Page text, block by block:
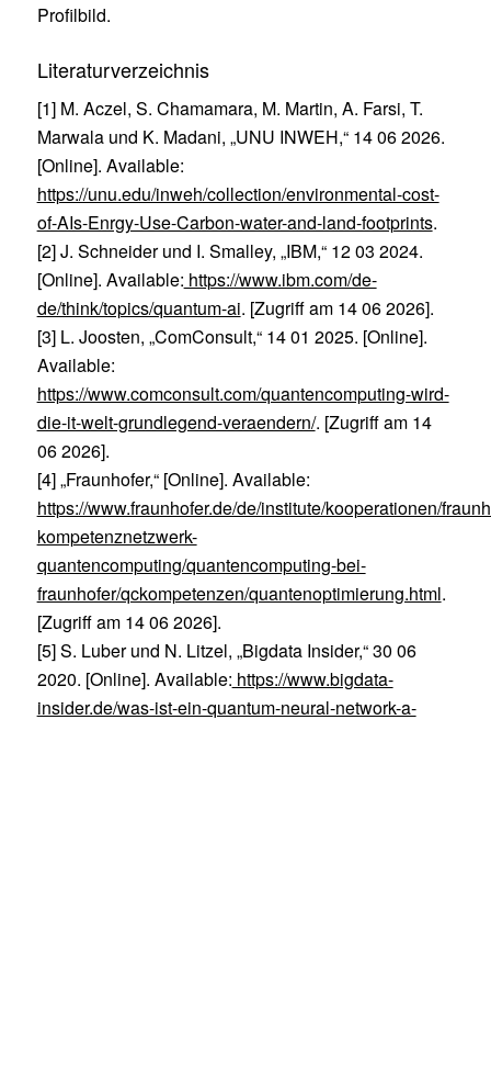
Profilbild.
Literaturverzeichnis
[1] M. Aczel, S. Chamamara, M. Martin, A. Farsi, T.
Marwala und K. Madani, „UNU INWEH,“ 14 06 2026.
[Online]. Available:
https://unu.edu/inweh/collection/environmental-cost-
of-AIs-Enrgy-Use-Carbon-water-and-land-footprints.
[2] J. Schneider und I. Smalley, „IBM,“ 12 03 2024.
[Online]. Available: https://www.ibm.com/de-
de/think/topics/quantum-ai. [Zugriff am 14 06 2026].
[3] L. Joosten, „ComConsult,“ 14 01 2025. [Online].
Available:
https://www.comconsult.com/quantencomputing-wird-
die-it-welt-grundlegend-veraendern/. [Zugriff am 14
06 2026].
[4] „Fraunhofer,“ [Online]. Available:
https://www.fraunhofer.de/de/institute/kooperationen/
kompetenznetzwerk-
quantencomputing/quantencomputing-bei-
fraunhofer/qckompetenzen/quantenoptimierung.html.
[Zugriff am 14 06 2026].
[5] S. Luber und N. Litzel, „Bigdata Insider,“ 30 06
2020. [Online]. Available: https://www.bigdata-
insider.de/was-ist-ein-quantum-neural-network-a-